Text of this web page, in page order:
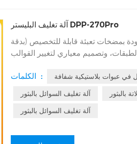
آلة تغليف البليستر DPP-270Pro
بمضخات تعبئة قابلة للتخصيص (بدقة
وتصميم معياري لتغيير القوالب
والمربى، والزبدة، والكاتشب. متوافقة
مع معايير التصنيع الجيد الحالية (cGMP) ومعايير CE وRoHS، وتتوفر خدمات التركيب
الكلمات : في عبوات بلاستيكية شفافة
آلة تغليف السوائل بالبثور
بالبثور
آلة تغليف السوائل بالبثور